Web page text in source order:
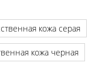
кожа серая
кожа черная